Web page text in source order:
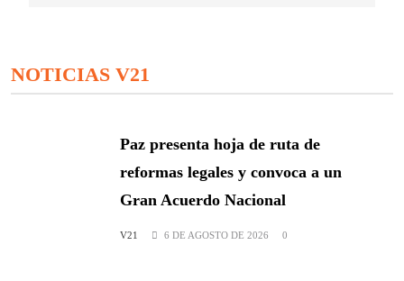
NOTICIAS V21
Paz presenta hoja de ruta de
reformas legales y convoca a un
Gran Acuerdo Nacional
V21 6 DE AGOSTO DE 2026 0